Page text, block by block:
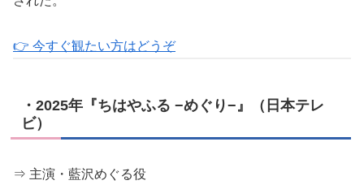
👉 今すぐ観たい方はどうぞ
・2025年『ちはやふる −めぐり−』（日本テレ
ビ）
⇒ 主演・藍沢めぐる役